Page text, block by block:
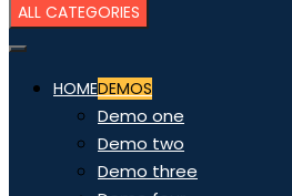
ALL CATEGORIES
HOMEDEMOS
Demo one
Demo two
Demo three